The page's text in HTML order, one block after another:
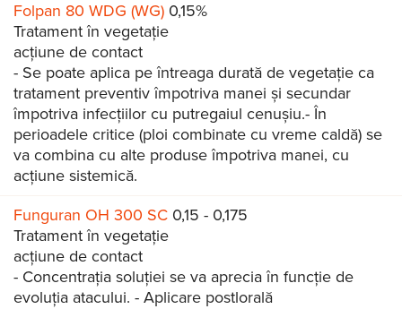
Folpan 80 WDG (WG) 0,15%
Tratament în vegetație
acțiune de contact
- Se poate aplica pe întreaga durată de vegetație ca
tratament preventiv împotriva manei și secundar
împotriva infecțiilor cu putregaiul cenușiu.- În
perioadele critice (ploi combinate cu vreme caldă) se
va combina cu alte produse împotriva manei, cu
acțiune sistemică.
Funguran OH 300 SC 0,15 - 0,175
Tratament în vegetație
acțiune de contact
- Concentrația soluției se va aprecia în funcție de
evoluția atacului. - Aplicare postlorală